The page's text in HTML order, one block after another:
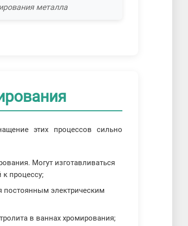
металла
этих процессов сильно
Могут изготавливаться
процессу;
постоянным электрическим
в ваннах хромирования;